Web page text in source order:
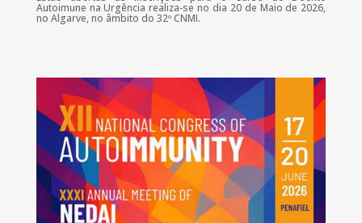
Autoimune na Urgência realiza-se no dia 20 de Maio de 2026,
no Algarve, no âmbito do 32º CNMI.